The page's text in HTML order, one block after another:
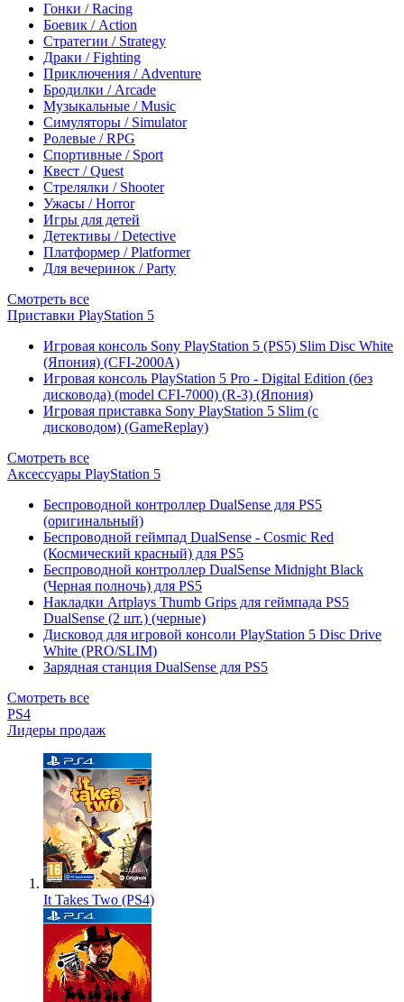
Гонки / Racing
Боевик / Action
Стратегии / Strategy
Драки / Fighting
Приключения / Adventure
Бродилки / Arcade
Музыкальные / Music
Симуляторы / Simulator
Ролевые / RPG
Спортивные / Sport
Квест / Quest
Стрелялки / Shooter
Ужасы / Horror
Игры для детей
Детективы / Detective
Платформер / Platformer
Для вечеринок / Party
Смотреть все
Приставки PlayStation 5
Игровая консоль Sony PlayStation 5 (PS5) Slim Disc White
(Япония) (CFI-2000A)
Игровая консоль PlayStation 5 Pro - Digital Edition (без
дисковода) (model CFI-7000) (R-3) (Япония)
Игровая приставка Sony PlayStation 5 Slim (с
дисководом) (GameReplay)
Смотреть все
Аксессуары PlayStation 5
Беспроводной контроллер DualSense для PS5
(оригинальный)
Беспроводной геймпад DualSense - Cosmic Red
(Космический красный) для PS5
Беспроводной контроллер DualSense Midnight Black
(Черная полночь) для PS5
Накладки Artplays Thumb Grips для геймпада PS5
DualSense (2 шт.) (черные)
Дисковод для игровой консоли PlayStation 5 Disc Drive
White (PRO/SLIM)
Зарядная станция DualSense для PS5
Смотреть все
PS4
Лидеры продаж
It Takes Two (PS4)